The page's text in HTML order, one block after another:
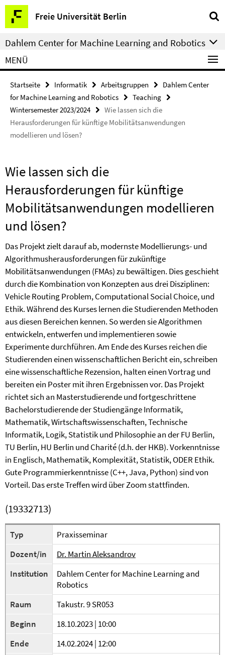
Springe
direkt
zu
Inhalt
Freie Universität Berlin
Service-
Navigation
Dahlem Center for Machine Learning and Robotics
MENÜ
Startseite Informatik Arbeitsgruppen
Dahlem Center
for Machine Learning and Robotics
Teaching
Wintersemester 2023/2024
Wie lassen sich die
Herausforderungen für künftige Mobilitätsanwendungen
modellieren und lösen?
Wie lassen sich die
Herausforderungen für künftige
Mobilitätsanwendungen modellieren
und lösen?
Das Projekt zielt darauf ab, modernste Modellierungs- und
Algorithmusherausforderungen für zukünftige
Mobilitätsanwendungen (FMAs) zu bewältigen. Dies geschieht
durch die Kombination von Konzepten aus drei Disziplinen:
Vehicle Routing Problem, Computational Social Choice, und
Ethik. Während des Kurses lernen die Studierenden Methoden
aus diesen Bereichen kennen. So werden sie Algorithmen
entwickeln, entwerfen und implementieren sowie
Experimente durchführen. Am Ende des Kurses reichen die
Studierenden einen wissenschaftlichen Bericht ein, schreiben
eine wissenschaftliche Rezension, halten einen Vortrag und
bereiten ein Poster mit ihren Ergebnissen vor. Das Projekt
richtet sich an Masterstudierende und fortgeschrittene
Bachelorstudierende der Studiengänge Informatik,
Mathematik, Wirtschaftswissenschaften, Technische
Informatik, Logik, Statistik und Philosophie an der FU Berlin,
TU Berlin, HU Berlin und Charité (d.h. der HKB). Vorkenntnisse
in Englisch, Mathematik, Komplexität, Statistik, ODER Ethik.
Gute Programmierkenntnisse (C++, Java, Python) sind von
Vorteil. Das erste Treffen wird über Zoom stattfinden.
(19332713)
Typ
Praxisseminar
Dozent/in
Dr. Martin Aleksandrov
Institution
Dahlem Center for Machine Learning and
Robotics
Raum
Takustr. 9 SR053
Beginn
18.10.2023 | 10:00
Ende
14.02.2024 | 12:00